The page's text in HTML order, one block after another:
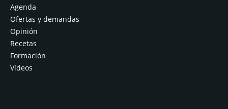
Agenda
Ofertas y demandas
Opinión
Recetas
Formación
Vídeos